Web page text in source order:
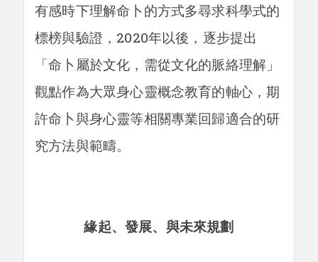
有感時下理解命卜的方式多尋求科學式的
標榜與驗證，2020年以後，逐步提出
「命卜屬於文化，需從文化的脈絡理解」
觀點作為大眾身心靈概念教育的軸心，期
許命卜與身心靈等相關專業回歸適合的研
究方法與範疇。
緣起、發展、與未來規劃